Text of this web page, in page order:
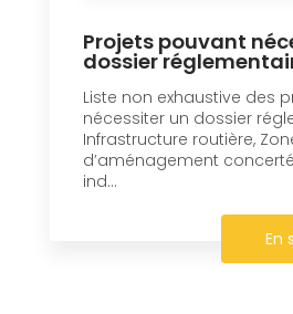
Projets pouvant
dossier
Liste non exhaustive des
nécessiter un dossier
Infrastructure routière,
d’aménagement
ind...
En